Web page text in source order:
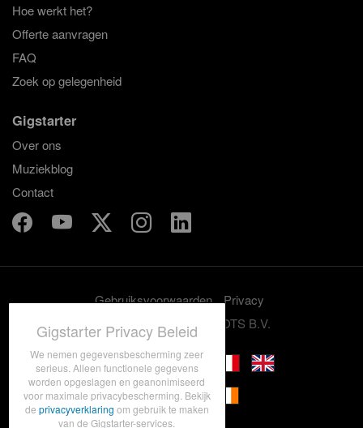
Hoe werkt het?
Offerte aanvragen
FAQ
Zoek op gelegenheid
Gigstarter
Over ons
Muziekblog
Contact
Gebruiksvoorwaarden
Privacy
© 2012-2026 GRASSROOTS B.V.
Gigstarter Privacy Beleid
We nemen gegevensbescherming zeer
serieus. Alleen functionele gegevens
worden opgeslagen en geanonimiseerd
voor maximale privacybescherming. Bekijk
de privacyverklaring om gebruik te maken
van de Gigstarter-services.